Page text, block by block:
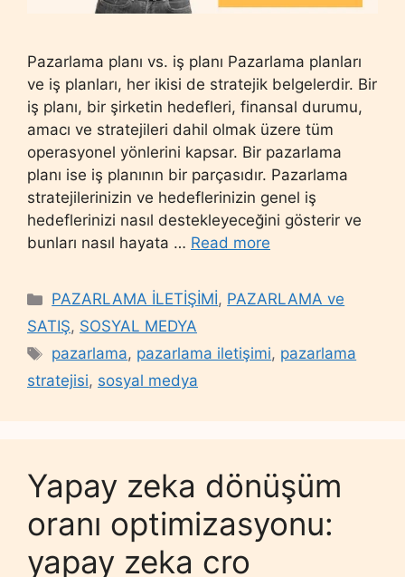
Pazarlama planı vs. iş planı Pazarlama planları
ve iş planları, her ikisi de stratejik belgelerdir. Bir
iş planı, bir şirketin hedefleri, finansal durumu,
amacı ve stratejileri dahil olmak üzere tüm
operasyonel yönlerini kapsar. Bir pazarlama
planı ise iş planının bir parçasıdır. Pazarlama
stratejilerinizin ve hedeflerinizin genel iş
hedeflerinizi nasıl destekleyeceğini gösterir ve
bunları nasıl hayata … Read more
Categories
PAZARLAMA İLETİŞİMİ, PAZARLAMA ve
SATIŞ, SOSYAL MEDYA
Tags
pazarlama, pazarlama iletişimi, pazarlama
stratejisi, sosyal medya
Yapay zeka dönüşüm
oranı optimizasyonu:
yapay zeka cro